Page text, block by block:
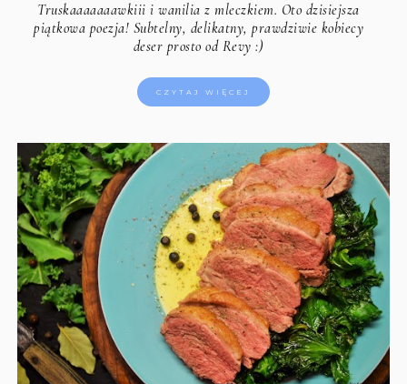
Truskaaaaaaawkiii i wanilia z mleczkiem. Oto dzisiejsza
piątkowa poezja! Subtelny, delikatny, prawdziwie kobiecy
deser prosto od Revy :)
CZYTAJ WIĘCEJ